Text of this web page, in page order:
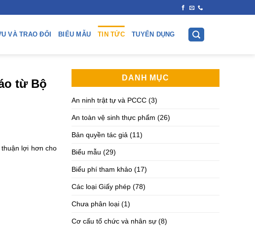
VÀ TRAO ĐỔI BIỂU MẪU TIN TỨC TUYỂN DỤNG
từ Bộ
lợi hơn cho
DANH MỤC
An ninh trật tự và PCCC (3)
An toàn vệ sinh thực phẩm (26)
Bản quyền tác giả (11)
Biểu mẫu (29)
Biểu phí tham khảo (17)
Các loại Giấy phép (78)
Chưa phân loại (1)
Cơ cấu tổ chức và nhân sự (8)